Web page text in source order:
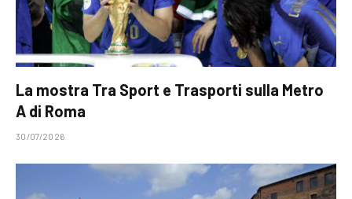
La mostra Tra Sport e Trasporti sulla Metro
A di Roma
30/07/2026